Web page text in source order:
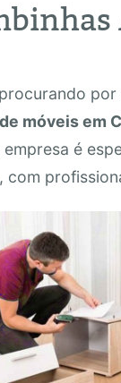
móveis em
empresa é
com